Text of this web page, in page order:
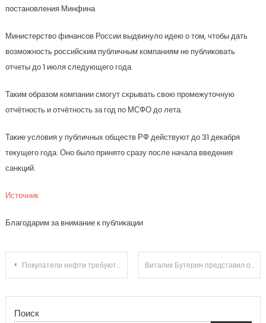
постановления Минфина.
Министерство финансов России выдвинуло идею о том, чтобы дать
возможность российским публичным компаниям не публиковать
отчеты до 1 июля следующего года.
Таким образом компании смогут скрывать свою промежуточную
отчётность и отчётность за год по МСФО до лета.
Такие условия у публичных обществ РФ действуют до 31 декабря
текущего года. Оно было принято сразу после начала введения
санкций.
Источник
Благодарим за внимание к публикации
Навигация
по
записям
Покупатели нефти требуют всё больших скидок Виталик Бутерин представил обновленную дорожную карту Ethereum
Поиск